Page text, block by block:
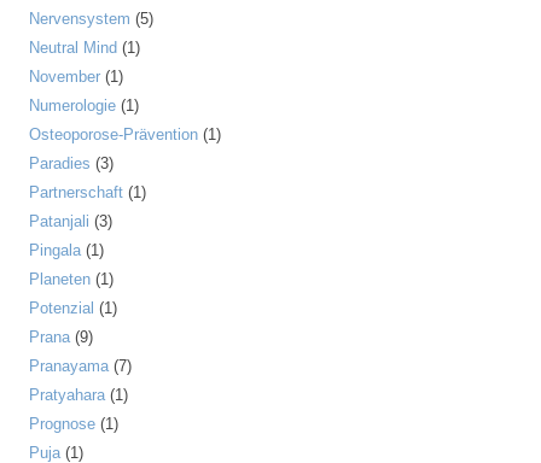
Nervensystem (5)
Neutral Mind (1)
November (1)
Numerologie (1)
Osteoporose-Prävention (1)
Paradies (3)
Partnerschaft (1)
Patanjali (3)
Pingala(1)
Planeten (1)
Potenzial (1)
Prana(9)
Pranayama(7)
Pratyahara(1)
Prognose (1)
Puja(1)